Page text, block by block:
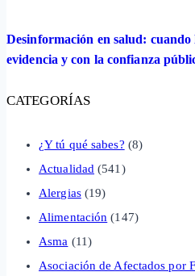
Desinformación en salud: cuando
evidencia y con la confianza
CATEGORÍAS
¿Y tú qué sabes? (8)
Actualidad (541)
Alergias(19)
Alimentación (147)
Asma (11)
Asociación de Afectados por